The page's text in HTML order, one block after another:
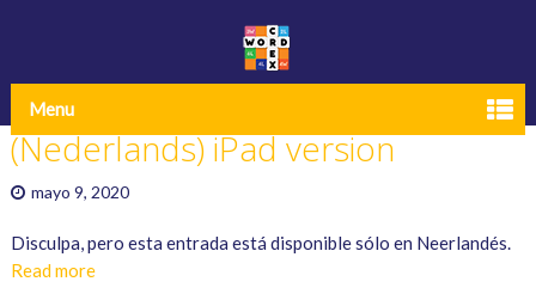
Menu
(Nederlands) iPad version
mayo 9, 2020
Disculpa, pero esta entrada está disponible sólo en Neerlandés.
Read more